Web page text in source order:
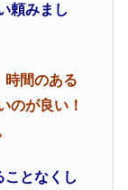
頼みまし
時間のある
のが良い！
ことなくし